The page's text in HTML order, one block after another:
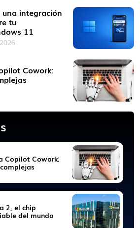
integración
tu
11
Cowork:
Copilot Cowork:
2, el chip
del mundo